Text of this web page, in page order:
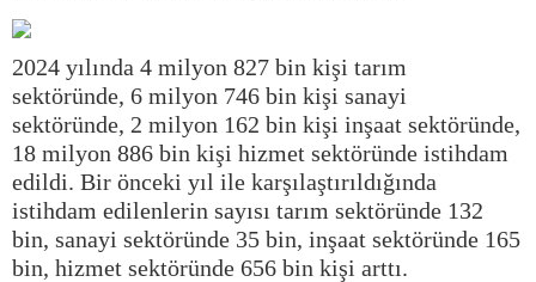
2024 yılında 4 milyon 827 bin kişi tarım
sektöründe, 6 milyon 746 bin kişi sanayi
sektöründe, 2 milyon 162 bin kişi inşaat sektöründe,
18 milyon 886 bin kişi hizmet sektöründe istihdam
edildi. Bir önceki yıl ile karşılaştırıldığında
istihdam edilenlerin sayısı tarım sektöründe 132
bin, sanayi sektöründe 35 bin, inşaat sektöründe 165
bin, hizmet sektöründe 656 bin kişi arttı.